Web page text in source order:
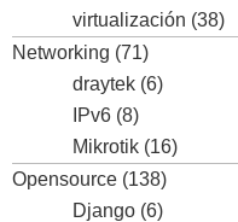
virtualización (38)
Networking (71)
draytek (6)
IPv6 (8)
Mikrotik (16)
Opensource (138)
Django (6)